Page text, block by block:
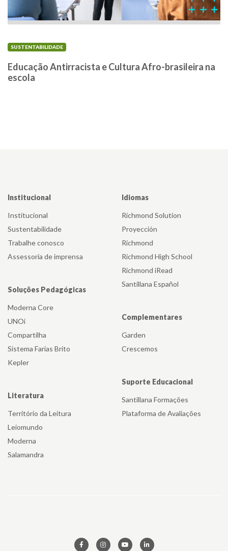
SUSTENTABILIDADE
Educação Antirracista e Cultura Afro-brasileira na
escola
Institucional
Institucional
Sustentabilidade
Trabalhe conosco
Assessoria de imprensa
Soluções Pedagógicas
Moderna Core
UNOi
Compartilha
Sistema Farias Brito
Kepler
Literatura
Território da Leitura
Leiomundo
Moderna
Salamandra
Idiomas
Richmond Solution
Proyección
Richmond
Richmond High School
Richmond iRead
Santillana Español
Complementares
Garden
Crescemos
Suporte Educacional
Santillana Formações
Plataforma de Avaliações